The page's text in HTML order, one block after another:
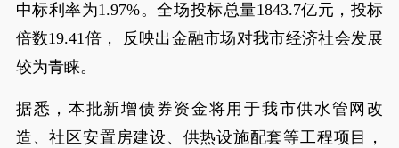
中标利率为1.97%。全场投标总量1843.7亿元，投标
倍数19.41倍， 反映出金融市场对我市经济社会发展
较为青睐。
据悉，本批新增债券资金将用于我市供水管网改
造、社区安置房建设、供热设施配套等工程项目，